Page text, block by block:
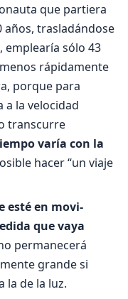
que partiera
años, trasladándose
emplearía sólo 43
rápidamente
porque para
a la velocidad
transcurre
varía con la
hacer “un viaje
esté en movi­
que vaya
permanecerá
grande si
la de la luz.